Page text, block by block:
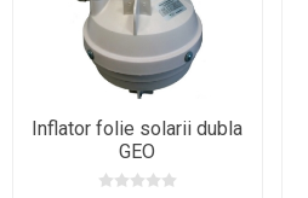
Inflator folie solarii dubla
GEO